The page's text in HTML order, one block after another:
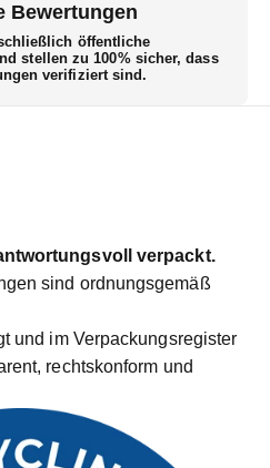
Bewertungen
öffentliche
stellen zu 100% sicher, dass
verifiziert sind.
verpackt.
sind ordnungsgemäß
und im Verpackungsregister
rechtskonform und